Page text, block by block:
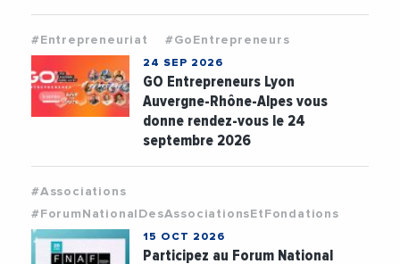
#Entrepreneuriat #GoEntrepreneurs
24 SEP 2026
GO Entrepreneurs Lyon
Auvergne-Rhône-Alpes vous
donne rendez-vous le 24
septembre 2026
#Associations
#ForumNationalDesAssociationsEtFondations
15 OCT 2026
Participez au Forum National